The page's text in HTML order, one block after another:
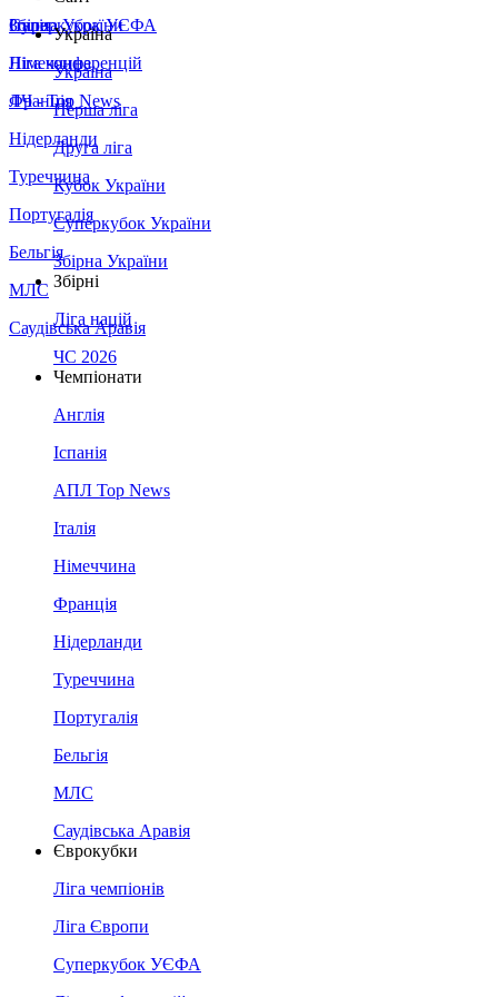
Збірна України
Італія
Німеччина
Франція
Нідерланди
Туреччина
Португалія
Бельгія
МЛС
Саудівська Аравія
Суперкубок УЄФА
Ліга конференцій
ЛЧ - Top News
Україна
Україна
Перша ліга
Друга ліга
Кубок України
Суперкубок України
Збірна України
Збірні
Ліга націй
ЧС 2026
Чемпіонати
Англія
Іспанія
АПЛ Top News
Італія
Німеччина
Франція
Нідерланди
Туреччина
Португалія
Бельгія
МЛС
Саудівська Аравія
Єврокубки
Ліга чемпіонів
Ліга Європи
Суперкубок УЄФА